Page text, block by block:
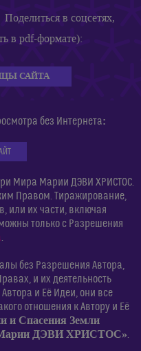
Поделиться в соцсетях,
в pdf-формате):
САЙТА
без Интернета:
Мира Марии ДЭВИ ХРИСТОС.
Правом. Тиражирование,
или их части, включая
только с Разрешения
.
без Разрешения Автора,
и их деятельность
и Её Идеи, они все
отношения к Автору и Её
и Спасения Земли
ДЭВИ ХРИСТОС».